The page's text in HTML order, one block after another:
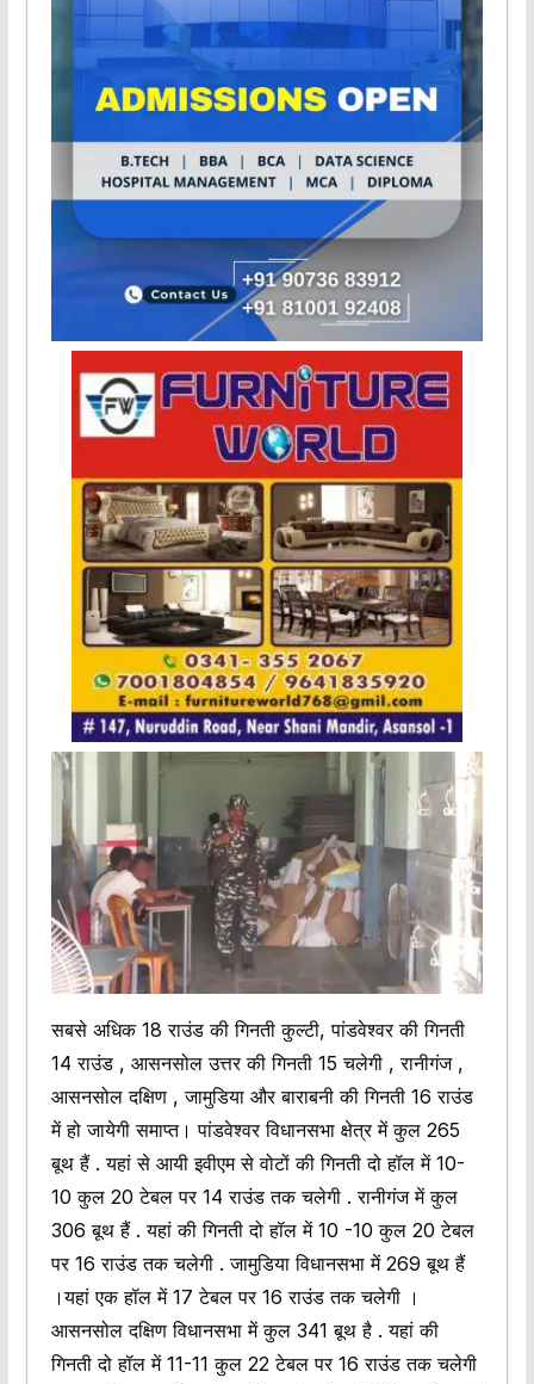
सबसे अधिक 18 राउंड की गिनती कुल्टी, पांडवेश्वर की गिनती
14 राउंड , आसनसोल उत्तर की गिनती 15 चलेगी , रानीगंज ,
आसनसोल दक्षिण , जामुडिया और बाराबनी की गिनती 16 राउंड
में हो जायेगी समाप्त। पांडवेश्वर विधानसभा क्षेत्र में कुल 265
बूथ हैं . यहां से आयी इवीएम से वोटों की गिनती दो हॉल में 10-
10 कुल 20 टेबल पर 14 राउंड तक चलेगी . रानीगंज में कुल
306 बूथ हैं . यहां की गिनती दो हॉल में 10 -10 कुल 20 टेबल
पर 16 राउंड तक चलेगी . जामुडिया विधानसभा में 269 बूथ हैं
।यहां एक हॉल में 17 टेबल पर 16 राउंड तक चलेगी ।
आसनसोल दक्षिण विधानसभा में कुल 341 बूथ है . यहां की
गिनती दो हॉल में 11-11 कुल 22 टेबल पर 16 राउंड तक चलेगी